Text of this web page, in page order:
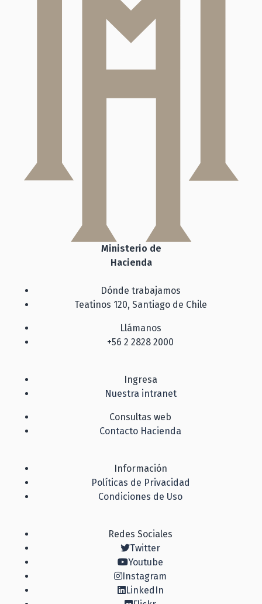
Ministerio de
Hacienda
Dónde trabajamos
Teatinos 120, Santiago de Chile
Llámanos
+56 2 2828 2000
Ingresa
Nuestra intranet
Consultas web
Contacto Hacienda
Información
Políticas de Privacidad
Condiciones de Uso
Redes Sociales
Twitter
Youtube
Instagram
LinkedIn